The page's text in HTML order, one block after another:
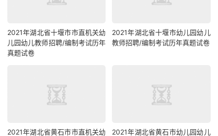
2021年湖北省十堰市市直机关幼
儿园幼儿教师招聘/编制考试历年
真题试卷
2021年湖北省十堰市幼儿园幼儿
教师招聘/编制考试历年真题试卷
2021年湖北省黄石市市直机关幼
2021年湖北省黄石市幼儿园幼儿